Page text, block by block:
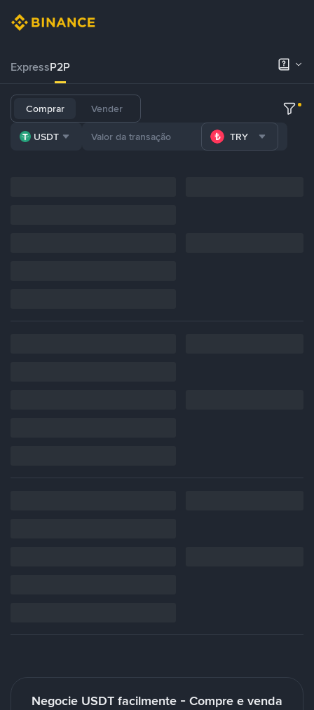
ExpressP2P
Comprar Vender
USDT TRY
Negocie USDT facilmente - Compre e venda